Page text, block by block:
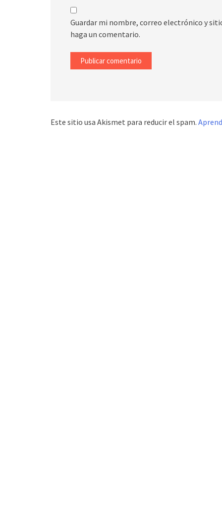
Guardar mi nombre, correo electrónico y
haga un comentario.
Este sitio usa Akismet para reducir el spam.